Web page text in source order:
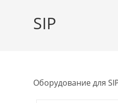
содержимомуSIP
Оборудование для